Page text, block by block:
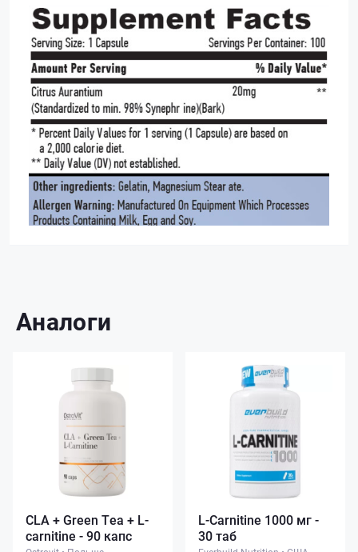
Аналоги
CLA + Green Tea + L-
carnitine - 90 капс
L-Carnitine 1000 мг -
30 таб